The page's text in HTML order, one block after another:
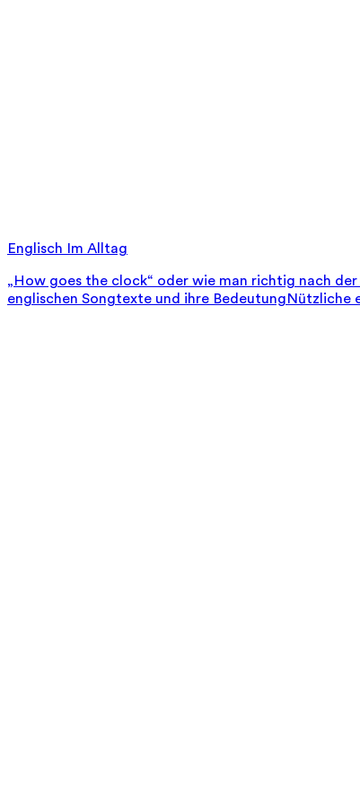
Englisch Im Alltag
„How goes the clock“ oder wie man richtig nach
englischen Songtexte und ihre BedeutungNützliche